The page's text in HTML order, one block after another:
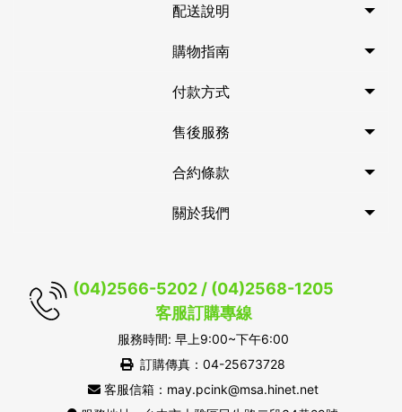
配送說明
購物指南
付款方式
售後服務
合約條款
關於我們
(04)2566-5202 / (04)2568-1205
客服訂購專線
服務時間: 早上9:00~下午6:00
訂購傳真：04-25673728
客服信箱：may.pcink@msa.hinet.net